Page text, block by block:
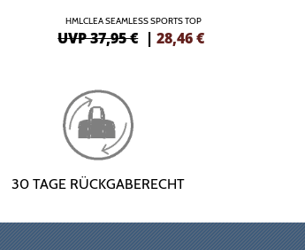
HMLCLEA SEAMLESS SPORTS TOP
UVP 37,95 € |28,46€
30 TAGE RÜCKGABERECHT